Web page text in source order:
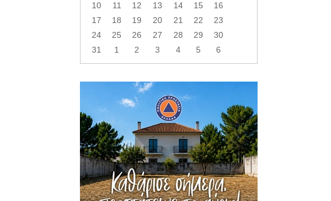
10
11 12 13 14 15
16
17
18 19 20 21 22
23
24
25 26 27 28 29
30
31
1 2 3 4 5 6